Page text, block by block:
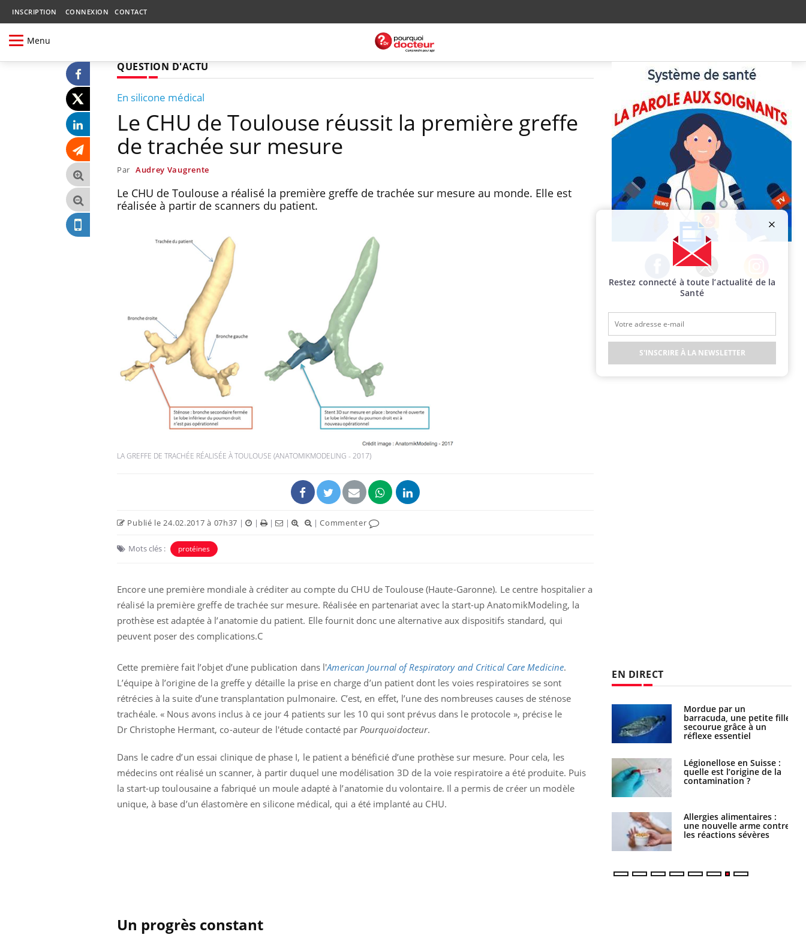
INSCRIPTION CONNEXION CONTACT
Menu
QUESTION D'ACTU
En silicone médical
Le CHU de Toulouse réussit la première greffe
de trachée sur mesure
Par Audrey Vaugrente
Le CHU de Toulouse a réalisé la première greffe de trachée sur mesure au monde. Elle est
réalisée à partir de scanners du patient.
LA GREFFE DE TRACHÉE RÉALISÉE À TOULOUSE (ANATOMIKMODELING - 2017)
Publié le 24.02.2017 à 07h37 | | | | |Commenter
Mots clés : protéines
Encore une première mondiale à créditer au compte du CHU de Toulouse (Haute-Garonne). Le centre hospitalier a
réalisé la première greffe de trachée sur mesure. Réalisée en partenariat avec la start-up AnatomikModeling, la
prothèse est adaptée à l’anatomie du patient. Elle fournit donc une alternative aux dispositifs standard, qui
peuvent poser des complications.C
Cette première fait l’objet d’une publication dans l'American Journal of Respiratory and Critical Care Medicine.
L’équipe à l’origine de la greffe y détaille la prise en charge d’un patient dont les voies respiratoires se sont
rétrécies à la suite d’une transplantation pulmonaire. C’est, en effet, l’une des nombreuses causes de sténose
trachéale. « Nous avons inclus à ce jour 4 patients sur les 10 qui sont prévus dans le protocole », précise le
Dr Christophe Hermant, co-auteur de l'étude contacté par Pourquoidocteur.
Dans le cadre d’un essai clinique de phase I, le patient a bénéficié d’une prothèse sur mesure. Pour cela, les
médecins ont réalisé un scanner, à partir duquel une modélisation 3D de la voie respiratoire a été produite. Puis
la start-up toulousaine a fabriqué un moule adapté à l’anatomie du volontaire. Il a permis de créer un modèle
unique, à base d’un élastomère en silicone médical, qui a été implanté au CHU.
Un progrès constant
Facebook Twitter Instagram
EN DIRECT
La sieste empêche-t-elle
de dormir la nuit ?
VIH : la fin du comprimé
tous les jours se profile-t-
Fortes chaleurs :
pourquoi le risque de
noyade grimpe-t-il ?
Le Viagra pourrait-il
freiner la propagation du
Grossesse et chaleur : ce
que dit la science
Le smartphone nuit-il à
l'apprentissage de la
lecture ?
Mordue par un
barracuda, une petite fille
secourue grâce à un
réflexe essentiel
Légionellose en Suisse :
quelle est l’origine de la
contamination ?
Allergies alimentaires :
une nouvelle arme contre
les réactions sévères
Restez connecté à toute l’actualité de la
Santé
S'INSCRIRE À LA NEWSLETTER